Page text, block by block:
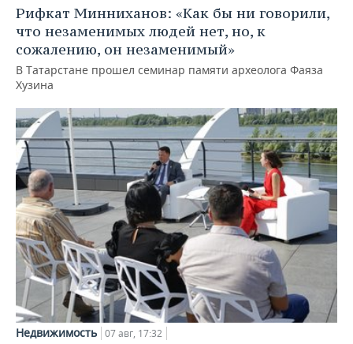
Рифкат Минниханов: «Как бы ни говорили,
что незаменимых людей нет, но, к
сожалению, он незаменимый»
В Татарстане прошел семинар памяти археолога Фаяза
Хузина
Недвижимость 07 авг, 17:32